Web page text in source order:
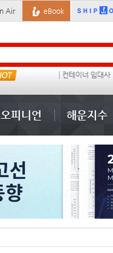
Air eBook
컨테이너 임대사 미국
오피니언 해운지수